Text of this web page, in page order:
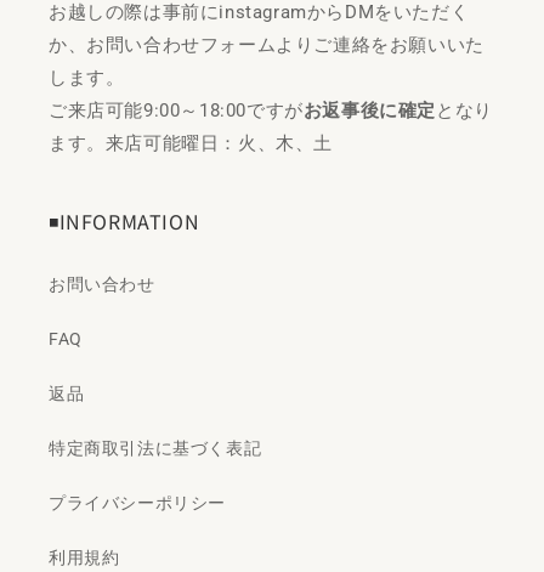
お越しの際は事前にinstagramからDMをいただく
か、お問い合わせフォームよりご連絡をお願いいた
します。
ご来店可能9:00～18:00ですがお返事後に確定 となり
ます。来店可能曜日：火、木、土
◾️INFORMATION
お問い合わせ
FAQ
返品
特定商取引法に基づく表記
プライバシーポリシー
利用規約